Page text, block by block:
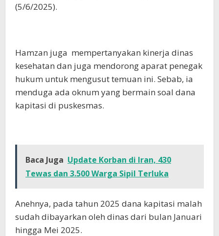
(5/6/2025).
Hamzan juga mempertanyakan kinerja dinas
kesehatan dan juga mendorong aparat penegak
hukum untuk mengusut temuan ini. Sebab, ia
menduga ada oknum yang bermain soal dana
kapitasi di puskesmas.
Baca Juga Update Korban di Iran, 430
Tewas dan 3.500 Warga Sipil Terluka
Anehnya, pada tahun 2025 dana kapitasi malah
sudah dibayarkan oleh dinas dari bulan Januari
hingga Mei 2025.